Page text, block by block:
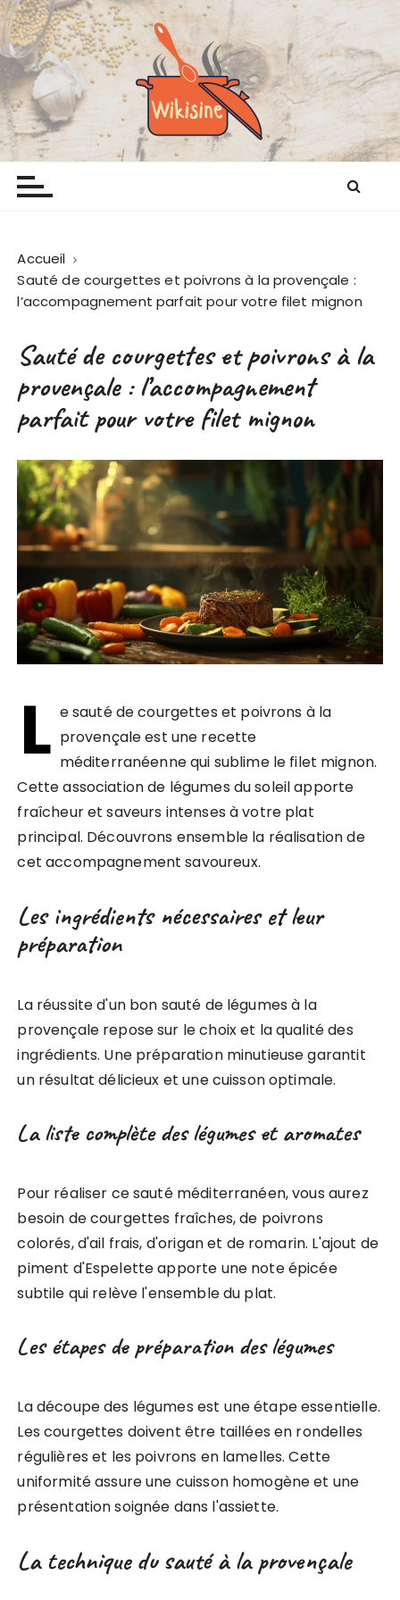
P
a
s
e
r
a
u Wikisine
Comme chez mamie
Accueil
Sauté de courgettes et poivrons à la provençale :
l’accompagnement parfait pour votre filet mignon
Sauté de courgettes et poivrons à la
provençale : l’accompagnement
parfait pour votre filet mignon
L e sauté de courgettes et poivrons à la
provençale est une recette
méditerranéenne qui sublime le filet mignon.
Cette association de légumes du soleil apporte
fraîcheur et saveurs intenses à votre plat
principal. Découvrons ensemble la réalisation de
cet accompagnement savoureux.
Les ingrédients nécessaires et leur
préparation
La réussite d'un bon sauté de légumes à la
provençale repose sur le choix et la qualité des
ingrédients. Une préparation minutieuse garantit
un résultat délicieux et une cuisson optimale.
La liste complète des légumes et aromates
Pour réaliser ce sauté méditerranéen, vous aurez
besoin de courgettes fraîches, de poivrons
colorés, d'ail frais, d'origan et de romarin. L'ajout de
piment d'Espelette apporte une note épicée
subtile qui relève l'ensemble du plat.
Les étapes de préparation des légumes
La découpe des légumes est une étape essentielle.
Les courgettes doivent être taillées en rondelles
régulières et les poivrons en lamelles. Cette
uniformité assure une cuisson homogène et une
présentation soignée dans l'assiette.
La technique du sauté à la provençale